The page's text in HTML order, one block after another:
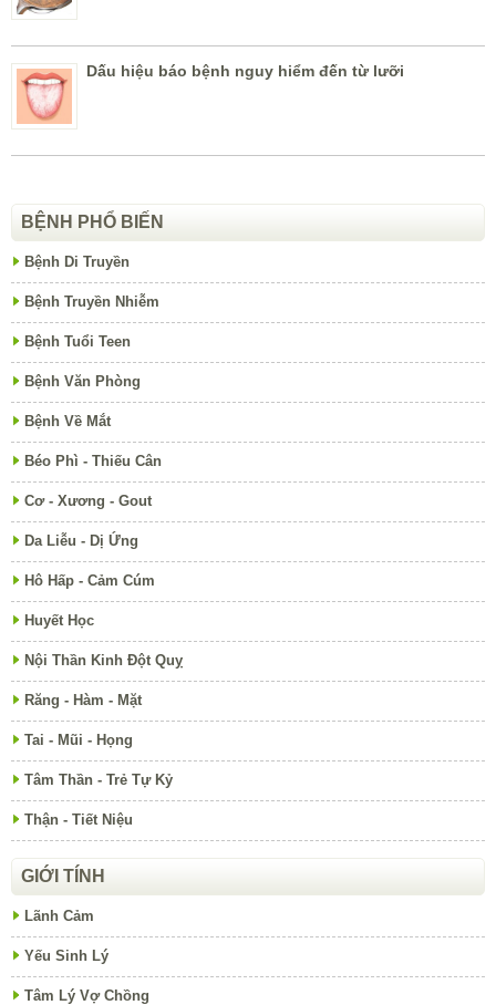
Dấu hiệu báo bệnh nguy hiểm đến từ lưỡi
BỆNH PHỔ BIẾN
Bệnh Di Truyền
Bệnh Truyền Nhiễm
Bệnh Tuổi Teen
Bệnh Văn Phòng
Bệnh Về Mắt
Béo Phì - Thiếu Cân
Cơ - Xương - Gout
Da Liễu - Dị Ứng
Hô Hấp - Cảm Cúm
Huyết Học
Nội Thần Kinh Đột Quỵ
Răng - Hàm - Mặt
Tai - Mũi - Họng
Tâm Thần - Trẻ Tự Kỷ
Thận - Tiết Niệu
GIỚI TÍNH
Lãnh Cảm
Yếu Sinh Lý
Tâm Lý Vợ Chồng